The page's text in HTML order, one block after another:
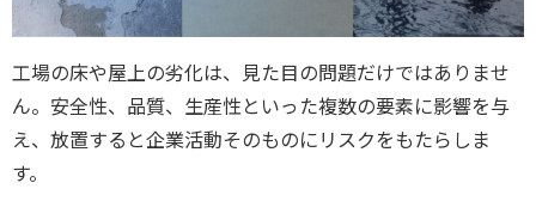
工場の床や屋上の劣化は、見た目の問題だけではありませ
ん。安全性、品質、生産性といった複数の要素に影響を与
え、放置すると企業活動そのものにリスクをもたらしま
す。